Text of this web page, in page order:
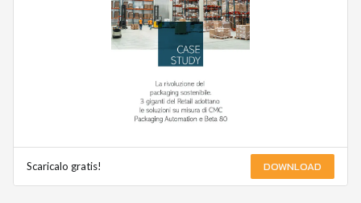
Scaricalo gratis! DOWNLOAD